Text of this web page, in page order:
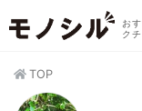
お
ク
TOP